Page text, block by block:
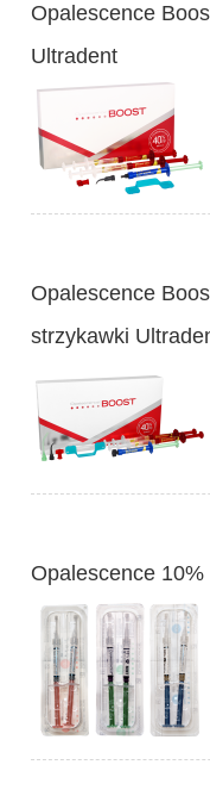
Opalescence
Ultradent
Opalescence
strzykawki
Opalescence